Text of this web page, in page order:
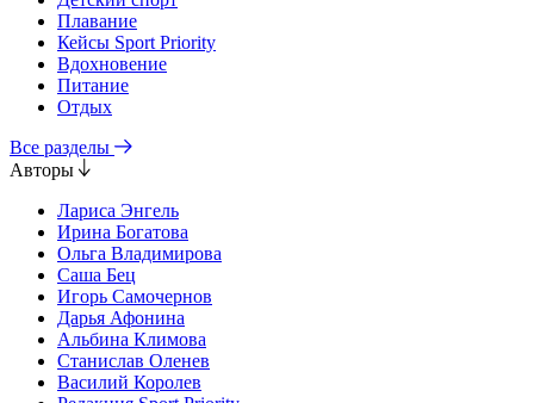
Плавание
Кейсы Sport Priority
Вдохновение
Питание
Отдых
Все разделы
Авторы
Лариса Энгель
Ирина Богатова
Ольга Владимирова
Саша Бец
Игорь Самочернов
Дарья Афонина
Альбина Климова
Станислав Оленев
Василий Королев